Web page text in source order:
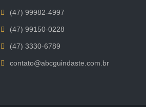
(47) 99982-4997
(47) 99150-0228
(47) 3330-6789
contato@abcguindaste.com.br